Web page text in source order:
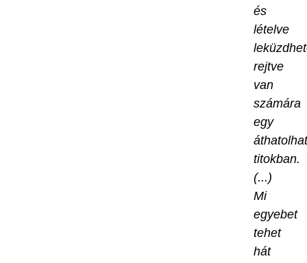
és
lételve
rejtve
van
számára
egy
titokban.
(...)
Mi
egyebet
tehet
hát